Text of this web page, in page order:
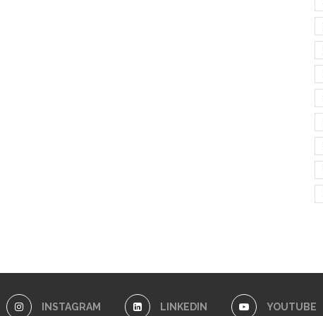
INSTAGRAM LINKEDIN YOUTUBE